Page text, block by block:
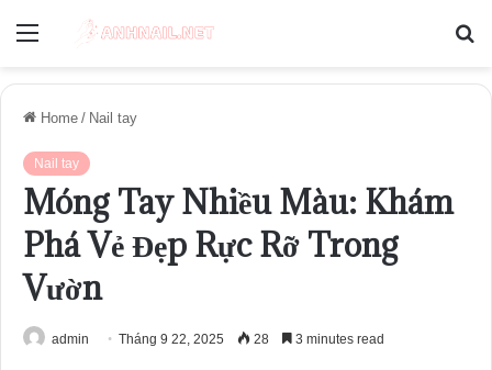
Menu
Home / Nail tay
Nail tay
Móng Tay Nhiều Màu: Khám
Phá Vẻ Đẹp Rực Rỡ Trong
Vườn
admin Tháng 9 22, 2025 28 3 minutes read